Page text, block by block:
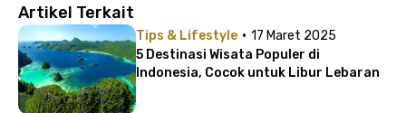
Artikel Terkait
Tips & Lifestyle · 17 Maret 2025
5 Destinasi Wisata Populer di
Indonesia, Cocok untuk Libur Lebaran